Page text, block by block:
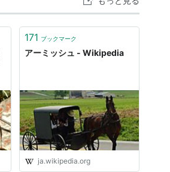
171 ブックマーク
アーミッシュ - Wikipedia
ja.wikipedia.org